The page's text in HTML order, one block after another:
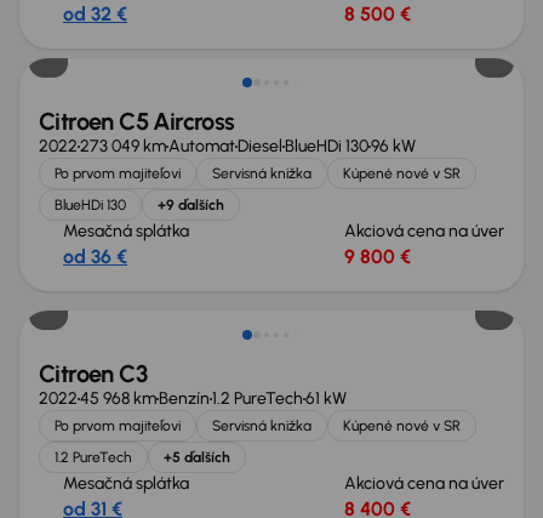
od 32 € 8 500 €
Zlacnené o 700 €
Citroen C5 Aircross
2022273 049 kmAutomatDiesel BlueHDi 13096 kW
Po prvom majiteľovi Servisná knižka
Kúpené nové v SR
BlueHDi 130
+9 ďalších
Mesačná splátka
od 36 €
Akciová cena na úver
9 800 €
Citroen C3
202245 968 kmBenzín1.2 PureTech61 kW
Po prvom majiteľovi Servisná knižka
Kúpené nové v SR
1.2 PureTech
+5 ďalších
Mesačná splátka
od 31 €
Akciová cena na úver
8 400 €